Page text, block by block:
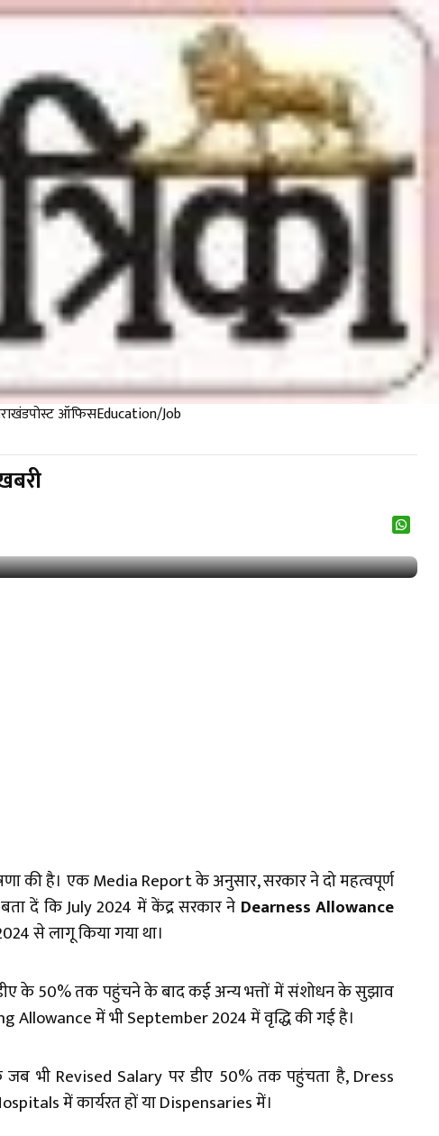
पोस्ट ऑफिसEducation/Job
की है। एक Media Report के अनुसार, सरकार ने दो महत्वपूर्ण
दें कि July 2024 में केंद्र सरकार ने Dearness Allowance
से लागू किया गया था।
के 50% तक पहुंचने के बाद कई अन्य भत्तों में संशोधन के सुझाव
में भी September 2024 में वृद्धि की गई है।
भी Revised Salary पर डीए 50% तक पहुंचता है, Dress
में कार्यरत हों या Dispensaries में।